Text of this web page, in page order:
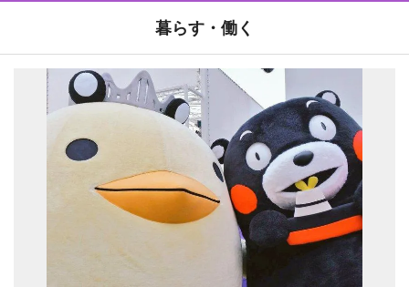
暮らす・働く